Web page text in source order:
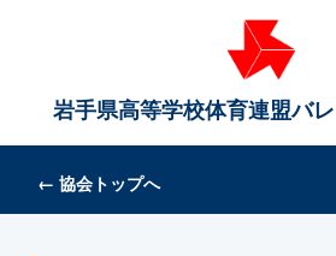
岩手県高等学校体育連盟バ
← 協会トップへ